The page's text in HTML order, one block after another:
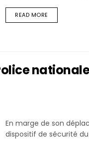
READ MORE
En marge de son
dispositif de sécurité